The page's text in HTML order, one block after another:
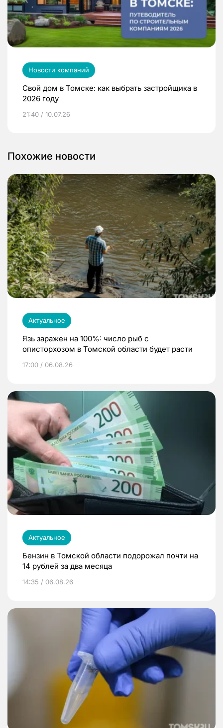
Новости компаний
Свой дом в Томске: как выбрать застройщика в
2026 году
21:40 / 10.07.26
Похожие новости
Актуальное
Язь заражен на 100%: число рыб с
описторхозом в Томской области будет расти
17:00 / 06.08.26
Актуальное
Бензин в Томской области подорожал почти на
14 рублей за два месяца
14:35 / 06.08.26